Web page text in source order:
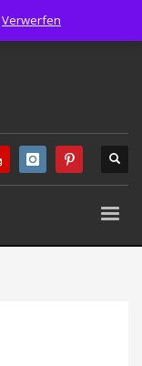
Verwerfen